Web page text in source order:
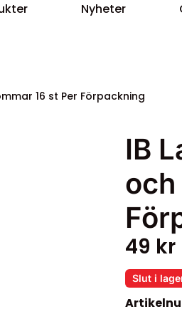
Nyheter
16 st Per Förpackning
IB
och
49 kr
Slut i